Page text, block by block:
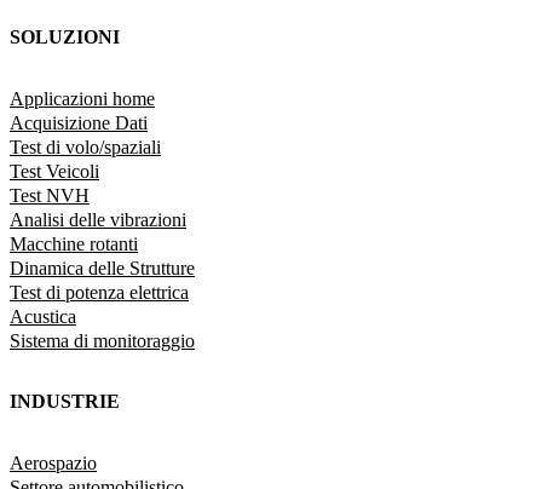
SOLUZIONI
Applicazioni home
Acquisizione Dati
Test di volo/spaziali
Test Veicoli
Test NVH
Analisi delle vibrazioni
Macchine rotanti
Dinamica delle Strutture
Test di potenza elettrica
Acustica
Sistema di monitoraggio
INDUSTRIE
Aerospazio